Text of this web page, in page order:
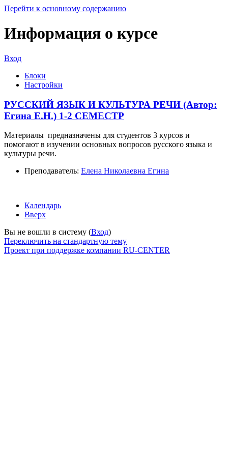
Перейти к основному содержанию
Информация о курсе
Вход
Блоки
Настройки
РУССКИЙ ЯЗЫК И КУЛЬТУРА РЕЧИ (Автор:
Егина Е.Н.) 1-2 СЕМЕСТР
Материалы предназначены для студентов 3 курсов и
помогают в изучении основных вопросов русского языка и
культуры речи.
Преподаватель: Елена Николаевна Егина
Календарь
Вверх
Вы не вошли в систему (Вход)
Переключить на стандартную тему
Проект при поддержке компании RU-CENTER